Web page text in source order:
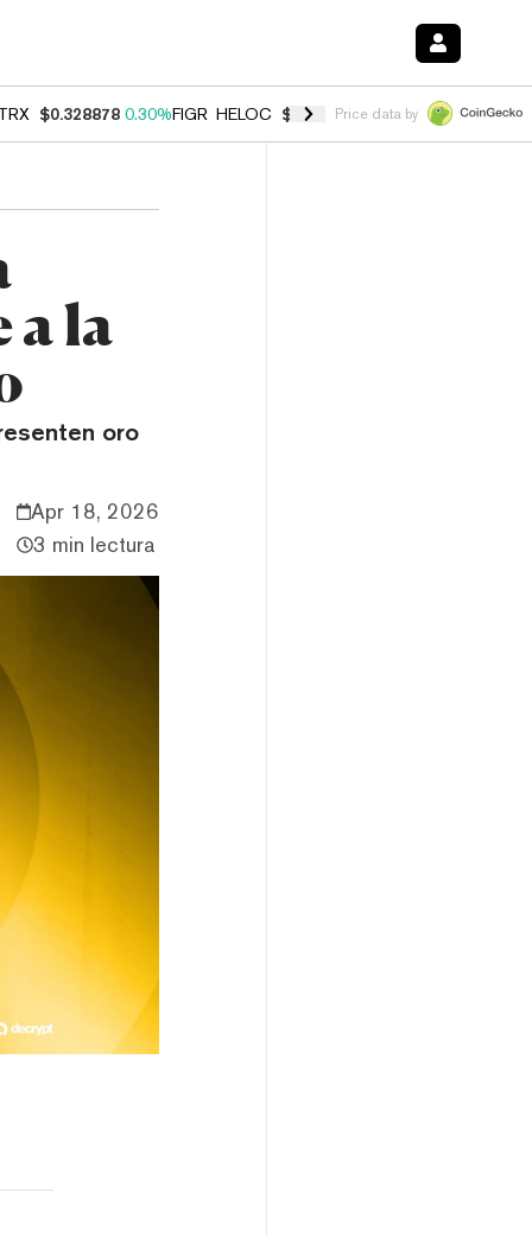
TRX $0.328878 0.30%FIGR_HELOC $1.007 -2.70%HYPE $54.77 -
Price data by
a la
oro
Apr 18, 2026
3 min lectura